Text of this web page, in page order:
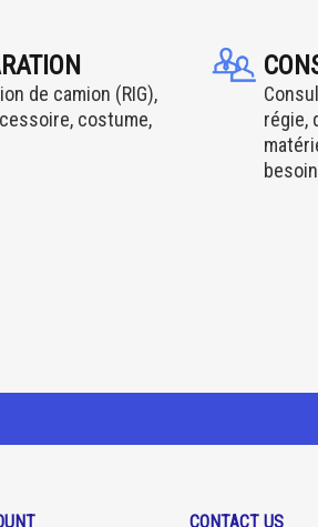
de camion (RIG),
costume,
régie,
CONTACT US